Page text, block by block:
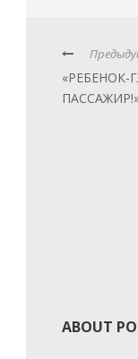
«РЕБЕНОК-
ABOUT